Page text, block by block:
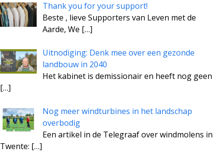
Thank you for your support!
Beste , lieve Supporters van Leven met de
Aarde, We […]
Uitnodiging: Denk mee over een gezonde
landbouw in 2040
Het kabinet is demissionair en heeft nog geen
[…]
Nog meer windturbines in het landschap
overbodig
Een artikel in de Telegraaf over windmolens in
Twente: […]